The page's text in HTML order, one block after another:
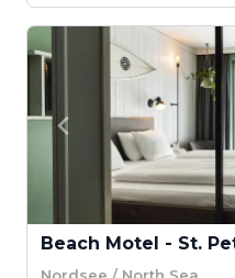
Beach Motel - St.
Nordsee / North Sea